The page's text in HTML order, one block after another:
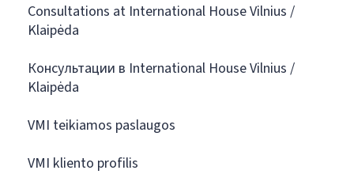
Consultations at International House Vilnius /
Klaipėda
Консультации в International House Vilnius /
Klaipėda
VMI teikiamos paslaugos
VMI kliento profilis